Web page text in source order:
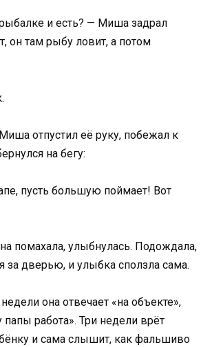
и есть? — Миша задрал
он там рыбу ловит, а потом
отпустил её руку, побежал к
на бегу:
пусть большую поймает! Вот
помахала, улыбнулась. Подождала,
за дверью, и улыбка сползла сама.
она отвечает «на объекте»,
папы работа». Три недели врёт
и сама слышит, как фальшиво